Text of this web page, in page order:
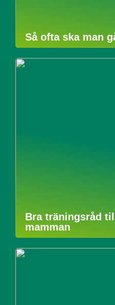
Så ofta ska man
Bra träningsråd
mamman